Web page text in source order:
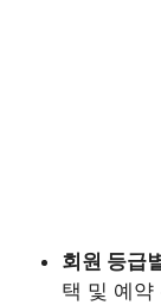
회원 등급
택 및 예약